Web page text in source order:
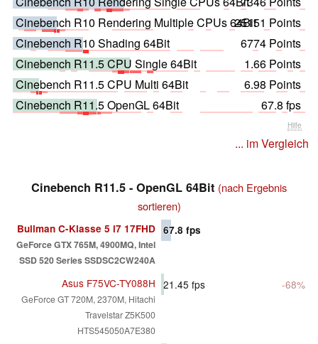
Cinebench R10 Rendering Multiple CPUs 64Bit25151 Points
Cinebench R10 Shading 64Bit
6774 Points
Cinebench R11.5 CPU Single 64Bit
1.66 Points
Cinebench R11.5 CPU Multi 64Bit
6.98 Points
Cinebench R11.5 OpenGL 64Bit
67.8 fps
Hilfe
... im Vergleich
Cinebench R11.5 - OpenGL 64Bit (nach Ergebnis
sortieren)
Bullman C-Klasse 5 i7 17FHD
GeForce GTX 765M, 4900MQ, Intel
SSD 520 Series SSDSC2CW240A
67.8 fps
Asus F75VC-TY088H
GeForce GT 720M, 2370M, Hitachi
Travelstar Z5K500
HTS545050A7E380
21.45 fps -68%